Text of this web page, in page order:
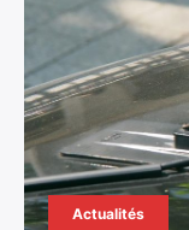
Actualités